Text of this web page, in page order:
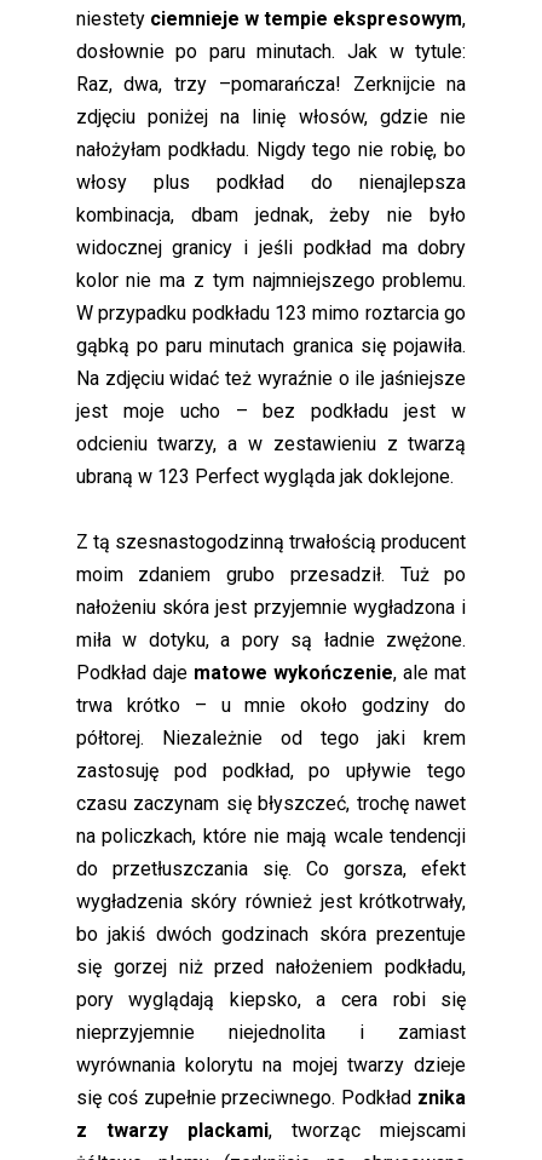
niestety ciemnieje w tempie ekspresowym,
dosłownie po paru minutach. Jak w tytule:
Raz, dwa, trzy –pomarańcza! Zerknijcie na
zdjęciu poniżej na linię włosów, gdzie nie
nałożyłam podkładu. Nigdy tego nie robię, bo
włosy plus podkład do nienajlepsza
kombinacja, dbam jednak, żeby nie było
widocznej granicy i jeśli podkład ma dobry
kolor nie ma z tym najmniejszego problemu.
W przypadku podkładu 123 mimo roztarcia go
gąbką po paru minutach granica się pojawiła.
Na zdjęciu widać też wyraźnie o ile jaśniejsze
jest moje ucho – bez podkładu jest w
odcieniu twarzy, a w zestawieniu z twarzą
ubraną w 123 Perfect wygląda jak doklejone.
Z tą szesnastogodzinną trwałością producent
moim zdaniem grubo przesadził. Tuż po
nałożeniu skóra jest przyjemnie wygładzona i
miła w dotyku, a pory są ładnie zwężone.
Podkład daje matowe wykończenie, ale mat
trwa krótko – u mnie około godziny do
półtorej. Niezależnie od tego jaki krem
zastosuję pod podkład, po upływie tego
czasu zaczynam się błyszczeć, trochę nawet
na policzkach, które nie mają wcale tendencji
do przetłuszczania się. Co gorsza, efekt
wygładzenia skóry również jest krótkotrwały,
bo jakiś dwóch godzinach skóra prezentuje
się gorzej niż przed nałożeniem podkładu,
pory wyglądają kiepsko, a cera robi się
nieprzyjemnie niejednolita i zamiast
wyrównania kolorytu na mojej twarzy dzieje
się coś zupełnie przeciwnego. Podkład znika
z twarzy plackami, tworząc miejscami